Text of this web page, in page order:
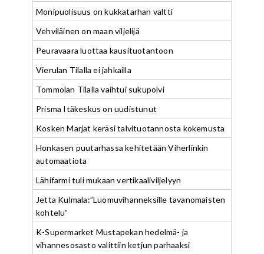
Monipuolisuus on kukkatarhan valtti
Vehviläinen on maan viljelijä
Peuravaara luottaa kausituotantoon
Vierulan Tilalla ei jahkailla
Tommolan Tilalla vaihtui sukupolvi
Prisma Itäkeskus on uudistunut
Kosken Marjat keräsi talvituotannosta kokemusta
Honkasen puutarhassa kehitetään Viherlinkin
automaatiota
Lähifarmi tuli mukaan vertikaaliviljelyyn
Jetta Kulmala:”Luomuvihanneksille tavanomaisten
kohtelu”
K-Supermarket Mustapekan hedelmä- ja
vihannesosasto valittiin ketjun parhaaksi